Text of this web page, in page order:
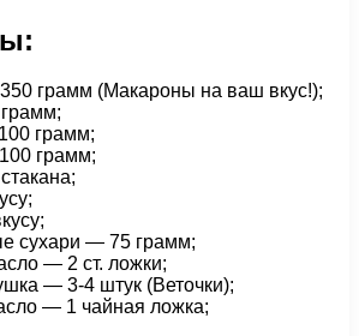
грамм (Макароны на ваш вкус!);
грамм;
грамм;
сухари — 75 грамм;
— 2 ст. ложки;
— 3-4 штук (Веточки);
— 1 чайная ложка;